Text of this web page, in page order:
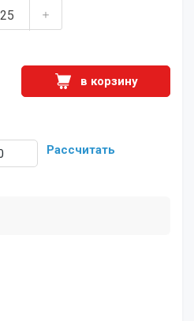
в корзину
Рассчитать